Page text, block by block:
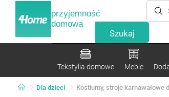
przyjemność
domowa
Tekstylia domowe Meble
Dla dzieci Kostiumy, stroje karnawałowe